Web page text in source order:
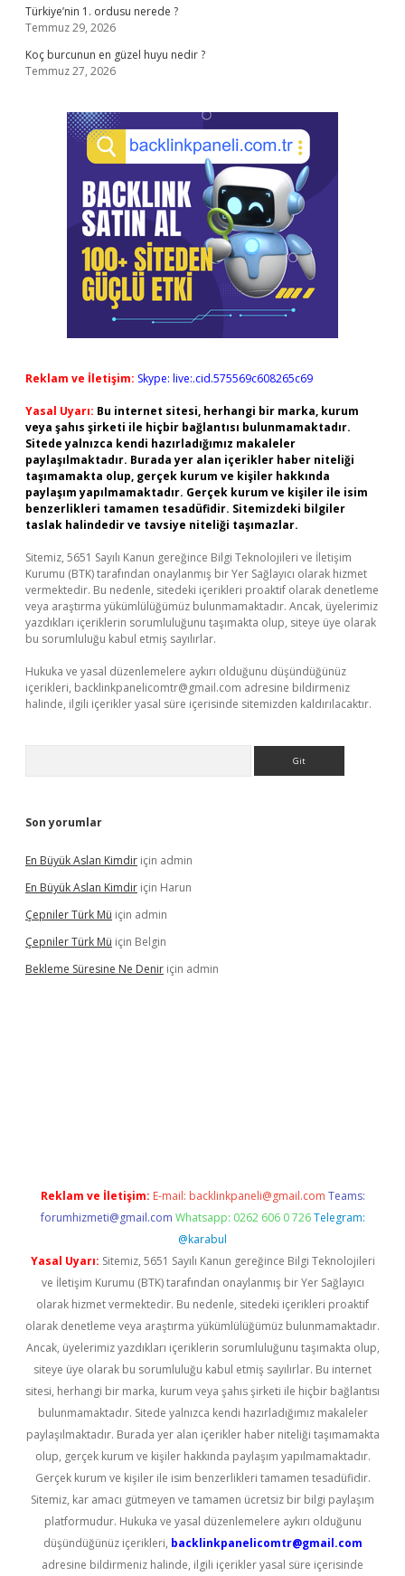
Türkiye’nin 1. ordusu nerede ?
Temmuz 29, 2026
Koç burcunun en güzel huyu nedir ?
Temmuz 27, 2026
Reklam ve İletişim: Skype: live:.cid.575569c608265c69
Yasal Uyarı: Bu internet sitesi, herhangi bir marka, kurum
veya şahıs şirketi ile hiçbir bağlantısı bulunmamaktadır.
Sitede yalnızca kendi hazırladığımız makaleler
paylaşılmaktadır. Burada yer alan içerikler haber niteliği
taşımamakta olup, gerçek kurum ve kişiler hakkında
paylaşım yapılmamaktadır. Gerçek kurum ve kişiler ile isim
benzerlikleri tamamen tesadüfidir. Sitemizdeki bilgiler
taslak halindedir ve tavsiye niteliği taşımazlar.
Sitemiz, 5651 Sayılı Kanun gereğince Bilgi Teknolojileri ve İletişim
Kurumu (BTK) tarafından onaylanmış bir Yer Sağlayıcı olarak hizmet
vermektedir. Bu nedenle, sitedeki içerikleri proaktif olarak denetleme
veya araştırma yükümlülüğümüz bulunmamaktadır. Ancak, üyelerimiz
yazdıkları içeriklerin sorumluluğunu taşımakta olup, siteye üye olarak
bu sorumluluğu kabul etmiş sayılırlar.
Hukuka ve yasal düzenlemelere aykırı olduğunu düşündüğünüz
içerikleri, backlinkpanelicomtr@gmail.com adresine bildirmeniz
halinde, ilgili içerikler yasal süre içerisinde sitemizden kaldırılacaktır.
Son yorumlar
En Büyük Aslan Kimdir için admin
En Büyük Aslan Kimdir için Harun
Çepniler Türk Mü için admin
Çepniler Türk Mü için Belgin
Bekleme Süresine Ne Denir için admin
Reklam ve İletişim: E-mail: backlinkpaneli@gmail.com Teams:
forumhizmeti@gmail.com Whatsapp: 0262 606 0 726 Telegram:
@karabul
Yasal Uyarı: Sitemiz, 5651 Sayılı Kanun gereğince Bilgi Teknolojileri
ve İletişim Kurumu (BTK) tarafından onaylanmış bir Yer Sağlayıcı
olarak hizmet vermektedir. Bu nedenle, sitedeki içerikleri proaktif
olarak denetleme veya araştırma yükümlülüğümüz bulunmamaktadır.
Ancak, üyelerimiz yazdıkları içeriklerin sorumluluğunu taşımakta olup,
siteye üye olarak bu sorumluluğu kabul etmiş sayılırlar. Bu internet
sitesi, herhangi bir marka, kurum veya şahıs şirketi ile hiçbir bağlantısı
bulunmamaktadır. Sitede yalnızca kendi hazırladığımız makaleler
paylaşılmaktadır. Burada yer alan içerikler haber niteliği taşımamakta
olup, gerçek kurum ve kişiler hakkında paylaşım yapılmamaktadır.
Gerçek kurum ve kişiler ile isim benzerlikleri tamamen tesadüfidir.
Sitemiz, kar amacı gütmeyen ve tamamen ücretsiz bir bilgi paylaşım
platformudur. Hukuka ve yasal düzenlemelere aykırı olduğunu
düşündüğünüz içerikleri, backlinkpanelicomtr@gmail.com
adresine bildirmeniz halinde, ilgili içerikler yasal süre içerisinde